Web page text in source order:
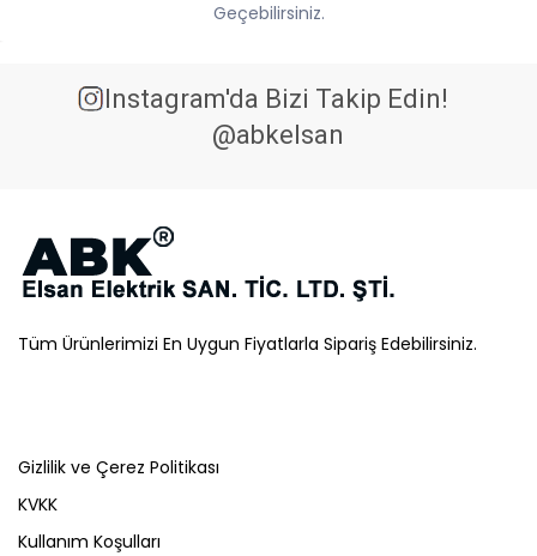
Geçebilirsiniz.
Instagram'da Bizi Takip Edin!
@abkelsan
Tüm Ürünlerimizi En Uygun Fiyatlarla Sipariş Edebilirsiniz.
Gizlilik ve Çerez Politikası
KVKK
Kullanım Koşulları